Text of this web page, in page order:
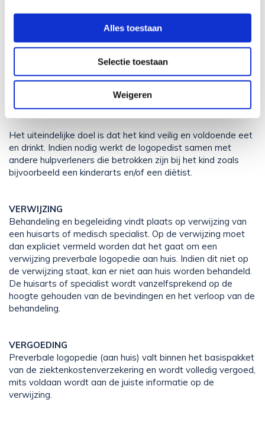
Alles toestaan
Selectie toestaan
Weigeren
Behandeling en begeleiding:
gevoel in het mondgebied
- bestaat uit het geven van adviezen en begeleiding aan de
directe omgeving
- is individueel gericht en duurt 30-60 minuten per sessie
- kan thuis of in de praktijk plaatsvinden
Het uiteindelijke doel is dat het kind veilig en voldoende eet
en drinkt. Indien nodig werkt de logopedist samen met
andere hulpverleners die betrokken zijn bij het kind zoals
bijvoorbeeld een kinderarts en/of een diëtist.
VERWIJZING
Behandeling en begeleiding vindt plaats op verwijzing van
een huisarts of medisch specialist. Op de verwijzing moet
dan expliciet vermeld worden dat het gaat om een
verwijzing preverbale logopedie aan huis. Indien dit niet op
de verwijzing staat, kan er niet aan huis worden behandeld.
De huisarts of specialist wordt vanzelfsprekend op de
hoogte gehouden van de bevindingen en het verloop van de
behandeling.
VERGOEDING
Preverbale logopedie (aan huis) valt binnen het basispakket
van de ziektenkostenverzekering en wordt volledig vergoed,
mits voldaan wordt aan de juiste informatie op de
verwijzing.